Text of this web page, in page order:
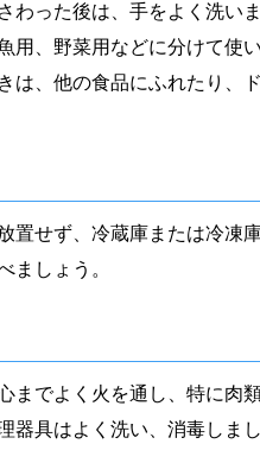
わった後は、手をよく洗いま
用、野菜用などに分けて使い
は、他の食品にふれたり、
置せず、冷蔵庫または冷凍
ましょう。
までよく火を通し、特に肉
器具はよく洗い、消毒しまし